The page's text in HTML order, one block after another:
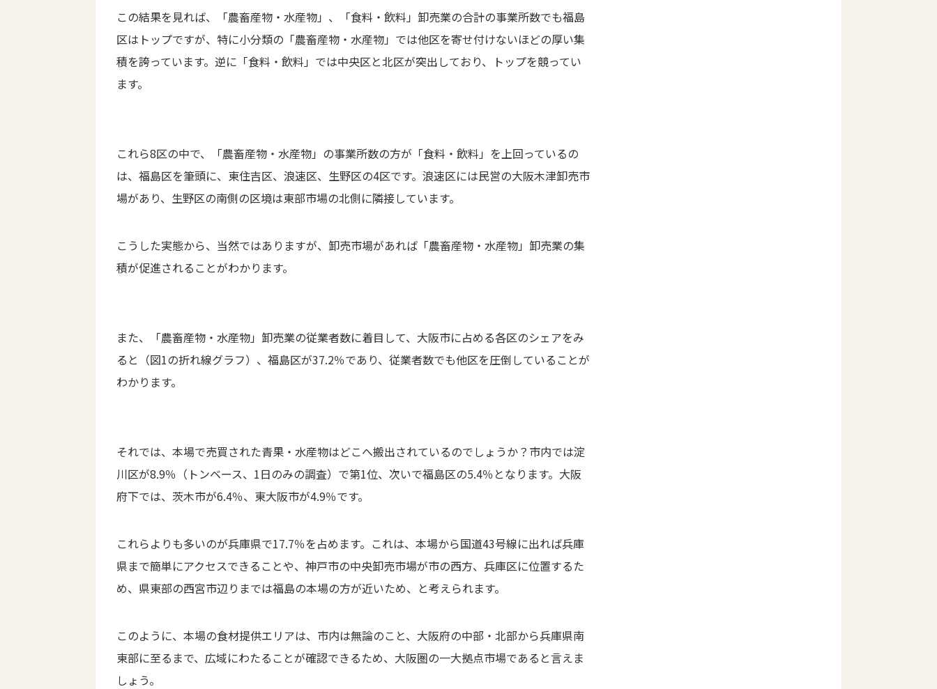
この結果を見れば、「農畜産物・水産物」、「食料・飲料」卸売業の合計の事業所数でも福島
区はトップですが、特に小分類の「農畜産物・水産物」では他区を寄せ付けないほどの厚い集
積を誇っています。逆に「食料・飲料」では中央区と北区が突出しており、トップを競ってい
ます。
これら8区の中で、「農畜産物・水産物」の事業所数の方が「食料・飲料」を上回っているの
は、福島区を筆頭に、東住吉区、浪速区、生野区の4区です。浪速区には民営の大阪木津卸売市
場があり、生野区の南側の区境は東部市場の北側に隣接しています。
こうした実態から、当然ではありますが、卸売市場があれば「農畜産物・水産物」卸売業の集
積が促進されることがわかります。
また、「農畜産物・水産物」卸売業の従業者数に着目して、大阪市に占める各区のシェアをみ
ると（図1の折れ線グラフ）、福島区が37.2％であり、従業者数でも他区を圧倒していることが
わかります。
それでは、本場で売買された青果・水産物はどこへ搬出されているのでしょうか？市内では淀
川区が8.9％（トンベース、1日のみの調査）で第1位、次いで福島区の5.4％となります。大阪
府下では、茨木市が6.4％、東大阪市が4.9％です。
これらよりも多いのが兵庫県で17.7％を占めます。これは、本場から国道43号線に出れば兵庫
県まで簡単にアクセスできることや、神戸市の中央卸売市場が市の西方、兵庫区に位置するた
め、県東部の西宮市辺りまでは福島の本場の方が近いため、と考えられます。
このように、本場の食材提供エリアは、市内は無論のこと、大阪府の中部・北部から兵庫県南
東部に至るまで、広域にわたることが確認できるため、大阪圏の一大拠点市場であると言えま
しょう。